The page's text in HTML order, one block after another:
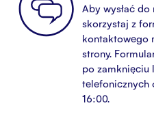
Aby wysłać do
skorzystaj z
kontaktowego
strony.
po zamknięciu
telefonicznych
16:00.